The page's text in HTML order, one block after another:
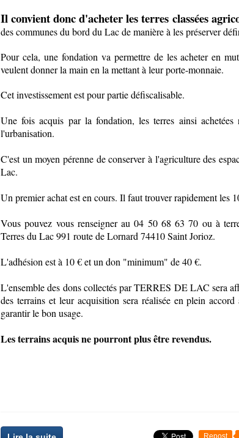
Il convient donc d'acheter les terres classées
des communes du bord du Lac de manière à les préserver
Pour cela, une fondation va permettre de les acheter en
veulent donner la main en la mettant à leur porte-monnaie.
Cet investissement est pour partie défiscalisable.
Une fois acquis par la fondation, les terres ainsi
l'urbanisation.
C'est un moyen pérenne de conserver à l'agriculture des
Lac.
Un premier achat est en cours. Il faut trouver rapidement les
Vous pouvez vous renseigner au 04 50 68 63 70 ou à
Terres du Lac 991 route de Lornard 74410 Saint Jorioz.
L'adhésion est à 10 € et un don "minimum" de 40 €.
L'ensemble des dons collectés par TERRES DE LAC sera
des terrains et leur acquisition sera réalisée en plein
garantir le bon usage.
Les terrains acquis ne pourront plus être revendus.
Repost